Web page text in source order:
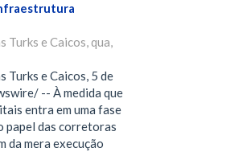
Turks e Caicos, qua,
Turks e Caicos, 5 de
-- À medida que
entra em uma fase
papel das corretoras
da mera execução